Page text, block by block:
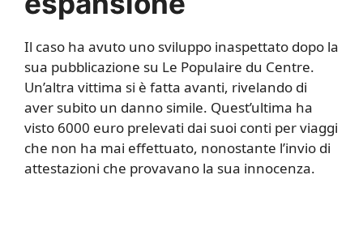
Il caso ha avuto uno sviluppo inaspettato dopo la
sua pubblicazione su Le Populaire du Centre.
Un’altra vittima si è fatta avanti, rivelando di
aver subito un danno simile. Quest’ultima ha
visto 6000 euro prelevati dai suoi conti per viaggi
che non ha mai effettuato, nonostante l’invio di
attestazioni che provavano la sua innocenza.